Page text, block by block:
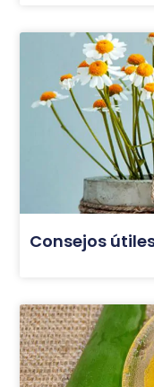
Consejos